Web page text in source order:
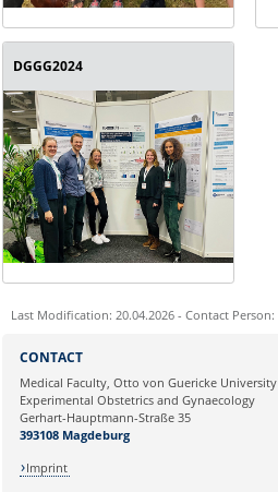
DGGG2024
Last Modification: 20.04.2026 - Contact Person:
Ihre E-Mailadresse:
Ihr Anliegen:
CONTACT
Medical Faculty, Otto von Guericke University
Experimental Obstetrics and Gynaecology
Gerhart-Hauptmann-Straße 35
393108 Magdeburg
Imprint